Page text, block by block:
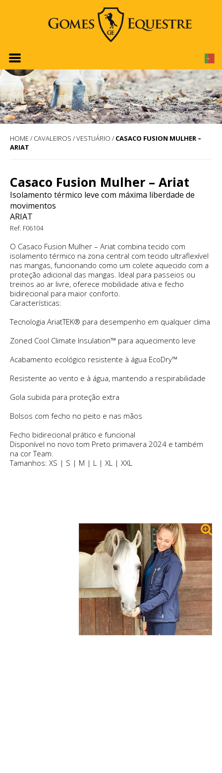
HOME/ CAVALEIROS /VESTUÁRIO / CASACO FUSION MULHER –
ARIAT
Casaco Fusion Mulher – Ariat
Isolamento térmico leve com máxima liberdade de
movimentos
ARIAT
Ref. F06104
O Casaco Fusion Mulher – Ariat combina tecido com
isolamento térmico na zona central com tecido ultraflexível
nas mangas, funcionando como um colete aquecido com a
proteção adicional das mangas. Ideal para passeios ou
treinos ao ar livre, oferece mobilidade ativa e fecho
bidirecional para maior conforto.
Características:
Tecnologia AriatTEK® para desempenho em qualquer clima
Zoned Cool Climate Insulation™ para aquecimento leve
Acabamento ecológico resistente à água EcoDry™
Resistente ao vento e à água, mantendo a respirabilidade
Gola subida para proteção extra
Bolsos com fecho no peito e nas mãos
Fecho bidirecional prático e funcional
Disponível no novo tom Preto primavera 2024 e também
na cor Team.
Tamanhos: XS | S | M | L | XL | XXL